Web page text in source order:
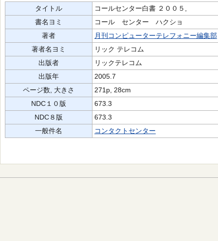
タイトル
コールセンター白書 ２００５,
書名ヨミ
コール センター ハクショ
著者
月刊コンピューターテレフォニー編集部
著者名ヨミ
リック テレコム
出版者
リックテレコム
出版年
2005.7
ページ数, 大きさ
271p, 28cm
NDC１０版
673.3
NDC８版
673.3
一般件名
コンタクトセンター